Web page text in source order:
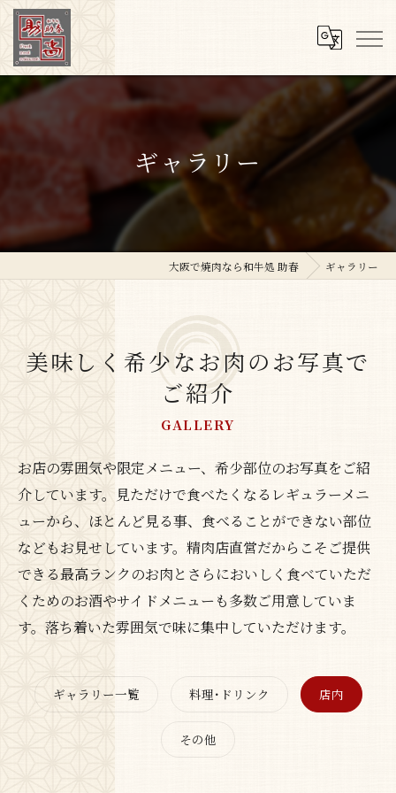
ギャラリー
大阪で焼肉なら和牛処 助春 ギャラリー
美味しく希少なお肉のお写真で
ご紹介
GALLERY
お店の雰囲気や限定メニュー、希少部位のお写真をご紹
介しています。見ただけで食べたくなるレギュラーメニ
ューから、ほとんど見る事、食べることができない部位
などもお見せしています。精肉店直営だからこそご提供
できる最高ランクのお肉とさらにおいしく食べていただ
くためのお酒やサイドメニューも多数ご用意していま
す。落ち着いた雰囲気で味に集中していただけます。
ギャラリー一覧 料理･ドリンク 店内
その他